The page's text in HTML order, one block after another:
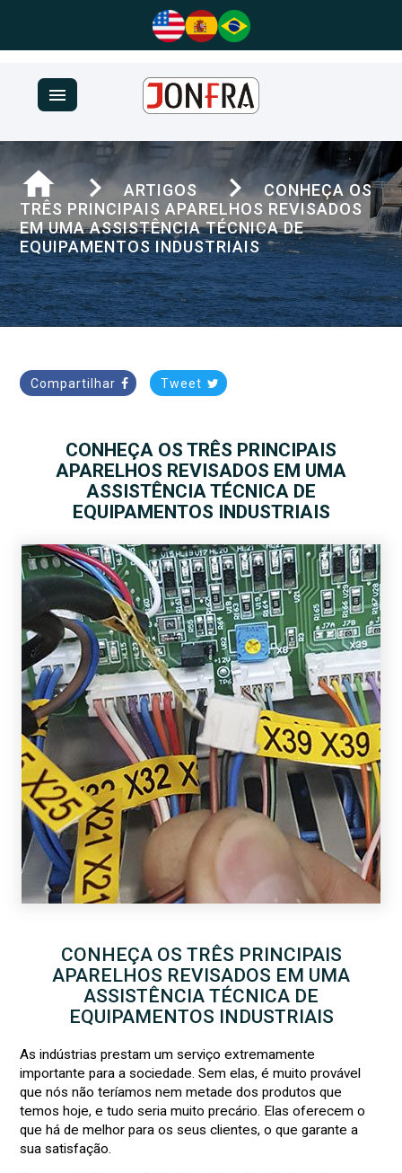
menu
home navigate_next ARTIGOS navigate_next CONHEÇA OS
TRÊS PRINCIPAIS APARELHOS REVISADOS
EM UMA ASSISTÊNCIA TÉCNICA DE
EQUIPAMENTOS INDUSTRIAIS
Compartilhar Tweet
CONHEÇA OS TRÊS PRINCIPAIS
APARELHOS REVISADOS EM UMA
ASSISTÊNCIA TÉCNICA DE
EQUIPAMENTOS INDUSTRIAIS
CONHEÇA OS TRÊS PRINCIPAIS
APARELHOS REVISADOS EM UMA
ASSISTÊNCIA TÉCNICA DE
EQUIPAMENTOS INDUSTRIAIS
As indústrias prestam um serviço extremamente
importante para a sociedade. Sem elas, é muito provável
que nós não teríamos nem metade dos produtos que
temos hoje, e tudo seria muito precário. Elas oferecem o
que há de melhor para os seus clientes, o que garante a
sua satisfação.